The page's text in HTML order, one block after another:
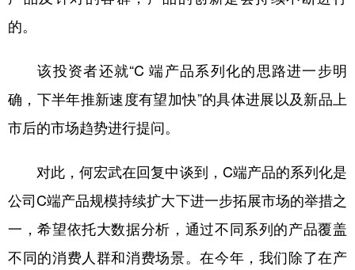
浙江 安徽 福建 江西
广东 广西 海南 重庆
四川 贵州 云南 西藏
新疆 内蒙古 黑龙江
多语种频道
的。
该投资者还就“C 端产品系列化的思路进一步明
确，下半年推新速度有望加快”的具体进展以及新品上
市后的市场趋势进行提问。
对此，何宏武在回复中谈到，C端产品的系列化是
公司C端产品规模持续扩大下进一步拓展市场的举措之
一，希望依托大数据分析，通过不同系列的产品覆盖
不同的消费人群和消费场景。在今年，我们除了在产